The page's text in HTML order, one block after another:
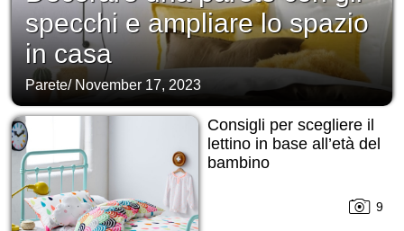
specchi e ampliare lo spazio
in casa
Parete/ November 17, 2023
Consigli per scegliere il
lettino in base all’età del
bambino
9